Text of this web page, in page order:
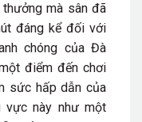
mà sân đã
đáng kể đối với
chóng của Đà
điểm đến chơi
sức hấp dẫn của
vực này như một